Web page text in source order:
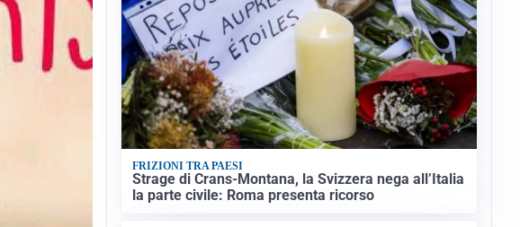
FRIZIONI TRA PAESI
Strage di Crans-Montana, la Svizzera nega all’Italia
la parte civile: Roma presenta ricorso